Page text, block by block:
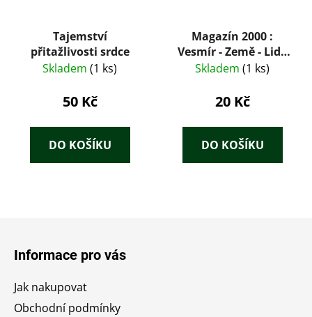
Tajemství
přitažlivosti srdce
Skladem (1 ks)
50 Kč
DO KOŠÍKU
Magazín 2000 :
Vesmír - Země - Lidé
11/1995
Skladem (1 ks)
20 Kč
DO KOŠÍKU
Informace pro vás
Jak nakupovat
Obchodní podmínky